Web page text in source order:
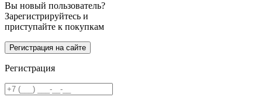
Вы новый пользователь?
Зарегистрируйтесь и
приступайте к покупкам
Регистрация